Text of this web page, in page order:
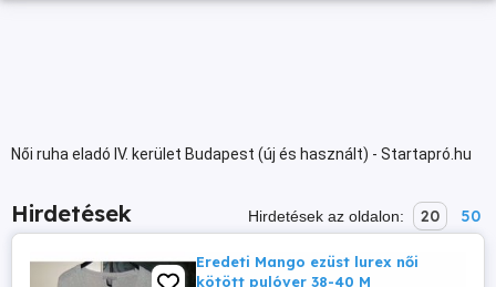
Női ruha eladó IV. kerület Budapest (új és használt) - Startapró.hu
Hirdetések Hirdetések az oldalon: 20 50
Eredeti Mango ezüst lurex női
kötött pulóver 38-40 M